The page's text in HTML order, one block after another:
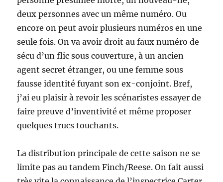
deux personnes avec un même numéro. Ou
encore on peut avoir plusieurs numéros en une
seule fois. On va avoir droit au faux numéro de
sécu d’un flic sous couverture, à un ancien
agent secret étranger, ou une femme sous
fausse identité fuyant son ex-conjoint. Bref,
j’ai eu plaisir à revoir les scénaristes essayer de
faire preuve d’inventivité et même proposer
quelques trucs touchants.
La distribution principale de cette saison ne se
limite pas au tandem Finch/Reese. On fait aussi